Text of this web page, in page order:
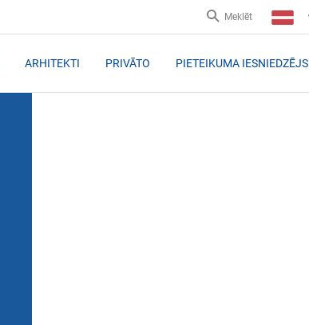
Meklēt
LV
ARHITEKTI PRIVĀTO PIETEIKUMA IESNIEDZĒJS